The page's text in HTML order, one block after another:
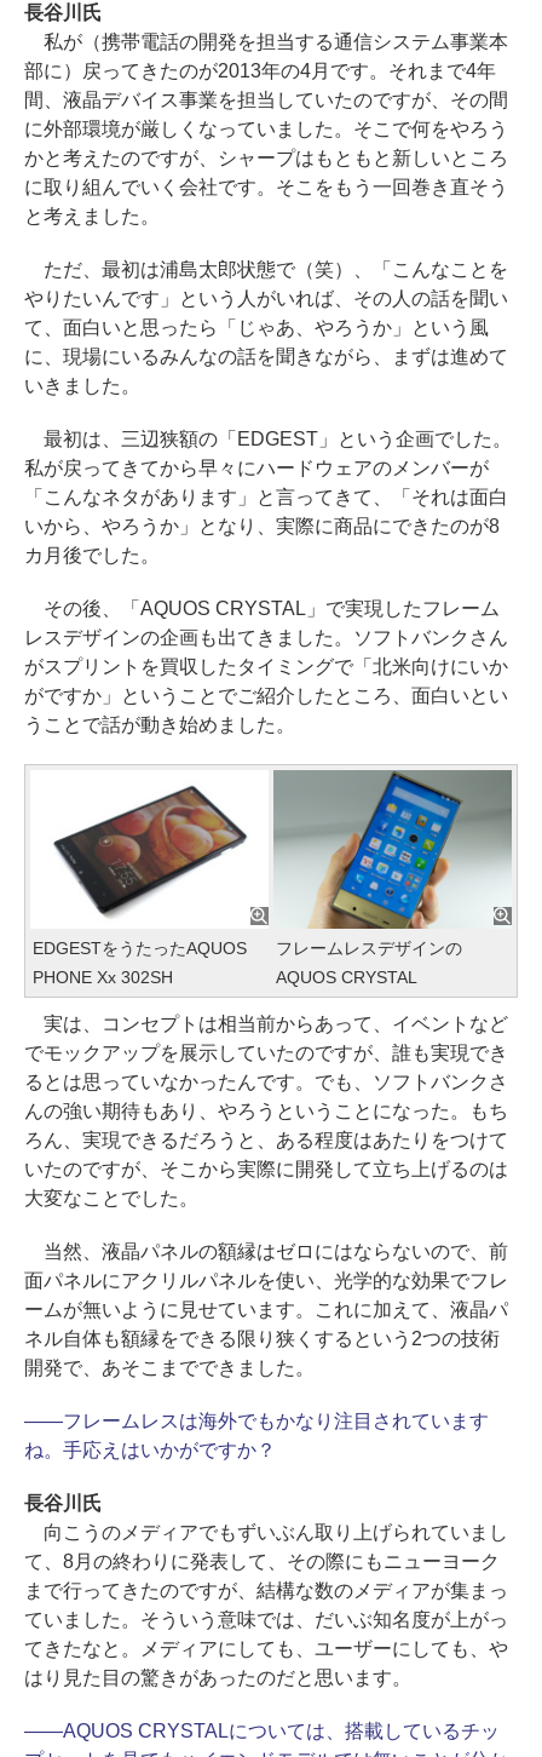
長谷川氏
私が（携帯電話の開発を担当する通信システム事業本
部に）戻ってきたのが2013年の4月です。それまで4年
間、液晶デバイス事業を担当していたのですが、その間
に外部環境が厳しくなっていました。そこで何をやろう
かと考えたのですが、シャープはもともと新しいところ
に取り組んでいく会社です。そこをもう一回巻き直そう
と考えました。
ただ、最初は浦島太郎状態で（笑）、「こんなことを
やりたいんです」という人がいれば、その人の話を聞い
て、面白いと思ったら「じゃあ、やろうか」という風
に、現場にいるみんなの話を聞きながら、まずは進めて
いきました。
最初は、三辺狭額の「EDGEST」という企画でした。
私が戻ってきてから早々にハードウェアのメンバーが
「こんなネタがあります」と言ってきて、「それは面白
いから、やろうか」となり、実際に商品にできたのが8
カ月後でした。
その後、「AQUOS CRYSTAL」で実現したフレーム
レスデザインの企画も出てきました。ソフトバンクさん
がスプリントを買収したタイミングで「北米向けにいか
がですか」ということでご紹介したところ、面白いとい
うことで話が動き始めました。
EDGESTをうたったAQUOS
PHONE Xx 302SH
フレームレスデザインの
AQUOS CRYSTAL
実は、コンセプトは相当前からあって、イベントなど
でモックアップを展示していたのですが、誰も実現でき
るとは思っていなかったんです。でも、ソフトバンクさ
んの強い期待もあり、やろうということになった。もち
ろん、実現できるだろうと、ある程度はあたりをつけて
いたのですが、そこから実際に開発して立ち上げるのは
大変なことでした。
当然、液晶パネルの額縁はゼロにはならないので、前
面パネルにアクリルパネルを使い、光学的な効果でフレ
ームが無いように見せています。これに加えて、液晶パ
ネル自体も額縁をできる限り狭くするという2つの技術
開発で、あそこまでできました。
――フレームレスは海外でもかなり注目されています
ね。手応えはいかがですか？
長谷川氏
向こうのメディアでもずいぶん取り上げられていまし
て、8月の終わりに発表して、その際にもニューヨーク
まで行ってきたのですが、結構な数のメディアが集まっ
ていました。そういう意味では、だいぶ知名度が上がっ
てきたなと。メディアにしても、ユーザーにしても、や
はり見た目の驚きがあったのだと思います。
――AQUOS CRYSTALについては、搭載しているチッ